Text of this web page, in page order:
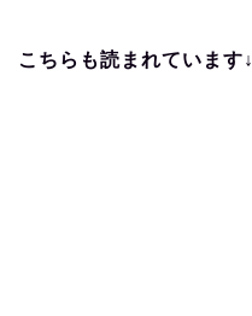
こちらも読まれています↓